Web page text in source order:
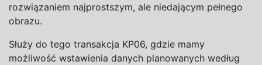
rozwiązaniem najprostszym, ale niedającym pełnego
obrazu.
Służy do tego transakcja KP06, gdzie mamy
możliwość wstawienia danych planowanych według